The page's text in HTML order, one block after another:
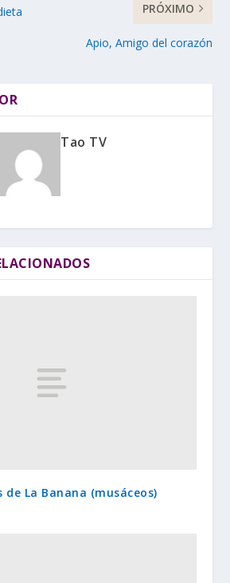
PRÓXIMO
Apio, Amigo del corazón
Tao TV
de La Banana (musáceos)